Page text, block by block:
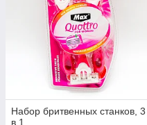
Набор бритвенных станков, 3
в 1